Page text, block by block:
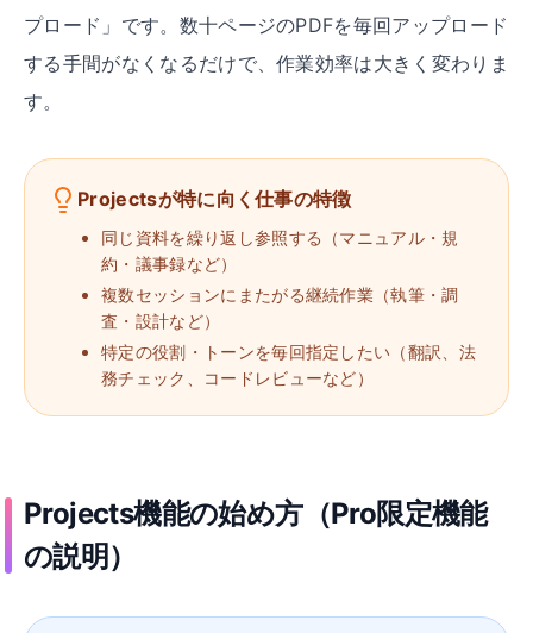
プロード」です。数十ページのPDFを毎回アップロード
する手間がなくなるだけで、作業効率は大きく変わりま
す。
Projectsが特に向く仕事の特徴
同じ資料を繰り返し参照する（マニュアル・規
約・議事録など）
複数セッションにまたがる継続作業（執筆・調
査・設計など）
特定の役割・トーンを毎回指定したい（翻訳、法
務チェック、コードレビューなど）
Projects機能の始め方（Pro限定機能
の説明）